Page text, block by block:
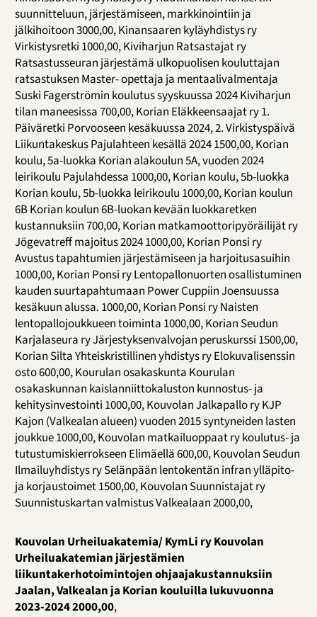
suunnitteluun, järjestämiseen, markkinointiin ja
jälkihoitoon 3000,00, Kinansaaren kyläyhdistys ry
Virkistysretki 1000,00, Kiviharjun Ratsastajat ry
Ratsastusseuran järjestämä ulkopuolisen kouluttajan
ratsastuksen Master- opettaja ja mentaalivalmentaja
Suski Fagerströmin koulutus syyskuussa 2024 Kiviharjun
tilan maneesissa 700,00, Korian Eläkkeensaajat ry 1.
Päiväretki Porvooseen kesäkuussa 2024, 2. Virkistyspäivä
Liikuntakeskus Pajulahteen kesällä 2024 1500,00, Korian
koulu, 5a-luokka Korian alakoulun 5A, vuoden 2024
leirikoulu Pajulahdessa 1000,00, Korian koulu, 5b-luokka
Korian koulu, 5b-luokka leirikoulu 1000,00, Korian koulun
6B Korian koulun 6B-luokan kevään luokkaretken
kustannuksiin 700,00, Korian matkamoottoripyöräilijät ry
Jögevatreff majoitus 2024 1000,00, Korian Ponsi ry
Avustus tapahtumien järjestämiseen ja harjoitusasuihin
1000,00, Korian Ponsi ry Lentopallonuorten osallistuminen
kauden suurtapahtumaan Power Cuppiin Joensuussa
kesäkuun alussa. 1000,00, Korian Ponsi ry Naisten
lentopallojoukkueen toiminta 1000,00, Korian Seudun
Karjalaseura ry Järjestyksenvalvojan peruskurssi 1500,00,
Korian Silta Yhteiskristillinen yhdistys ry Elokuvalisenssin
osto 600,00, Kourulan osakaskunta Kourulan
osakaskunnan kaislanniittokaluston kunnostus- ja
kehitysinvestointi 1000,00, Kouvolan Jalkapallo ry KJP
Kajon (Valkealan alueen) vuoden 2015 syntyneiden lasten
joukkue 1000,00, Kouvolan matkailuoppaat ry koulutus- ja
tutustumiskierrokseen Elimäellä 600,00, Kouvolan Seudun
Ilmailuyhdistys ry Selänpään lentokentän infran ylläpito-
ja korjaustoimet 1500,00, Kouvolan Suunnistajat ry
Suunnistuskartan valmistus Valkealaan 2000,00,
Kouvolan Urheiluakatemia/ KymLi ry Kouvolan
Urheiluakatemian järjestämien
liikuntakerhotoimintojen ohjaajakustannuksiin
Jaalan, Valkealan ja Korian kouluilla lukuvuonna
2023-2024 2000,00,